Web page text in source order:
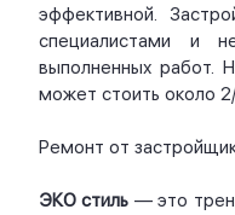
эффективной.
специалистами и
выполненных работ.
может стоить около
Ремонт от
ЭКО стиль — это